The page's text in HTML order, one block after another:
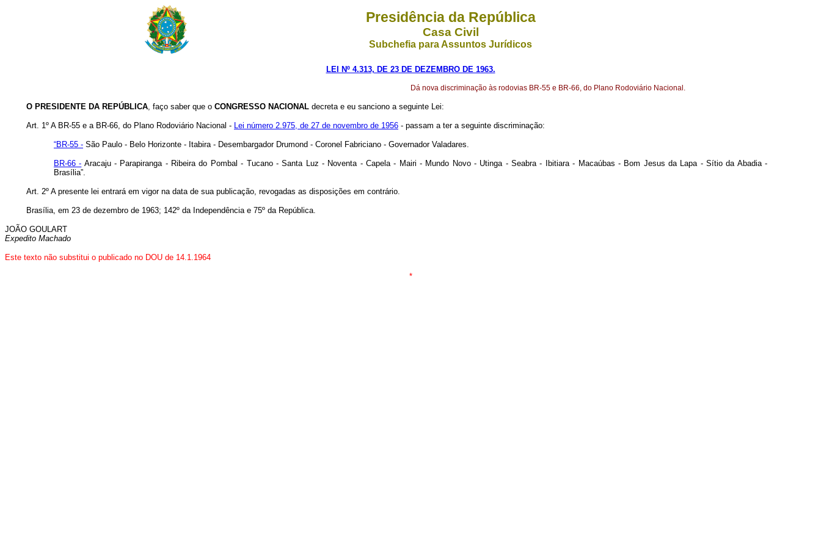
Presidência da República
Casa Civil
Subchefia para Assuntos Jurídicos
LEI Nº 4.313, DE 23 DE DEZEMBRO DE 1963.
Dá nova discriminação às rodovias BR-55 e BR-66, do Plano Rodoviário Nacional.
O PRESIDENTE DA REPÚBLICA, faço saber que o CONGRESSO NACIONAL decreta e eu sanciono a seguinte Lei:
Art. 1º A BR-55 e a BR-66, do Plano Rodoviário Nacional - Lei número 2.975, de 27 de novembro de 1956 - passam a ter a seguinte discriminação:
“BR-55 - São Paulo - Belo Horizonte - Itabira - Desembargador Drumond - Coronel Fabriciano - Governador Valadares.
BR-66 - Aracaju - Parapiranga - Ribeira do Pombal - Tucano - Santa Luz - Noventa - Capela - Mairi - Mundo Novo - Utinga - Seabra - Ibitiara - Macaúbas - Bom Jesus da Lapa - Sítio da Abadia -
Brasília”.
Art. 2º A presente lei entrará em vigor na data de sua publicação, revogadas as disposições em contrário.
Brasília, em 23 de dezembro de 1963; 142º da Independência e 75º da República.
JOÃO GOULART
Expedito Machado
Este texto não substitui o publicado no DOU de 14.1.1964
*